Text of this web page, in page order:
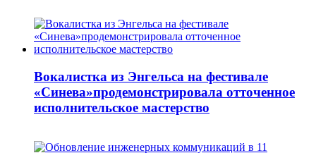
Вокалистка из Энгельса на фестивале
«Синева»продемонстрировала отточенное
исполнительское мастерство